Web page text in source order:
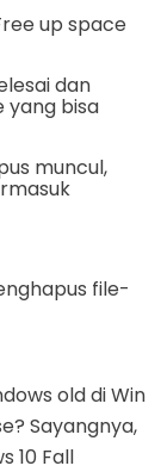
up space
dan
yang bisa
muncul,
file-
old di Win
Sayangnya,
10 Fall